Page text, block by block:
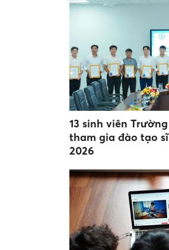
13 sinh viên
tham gia đào tạo
2026